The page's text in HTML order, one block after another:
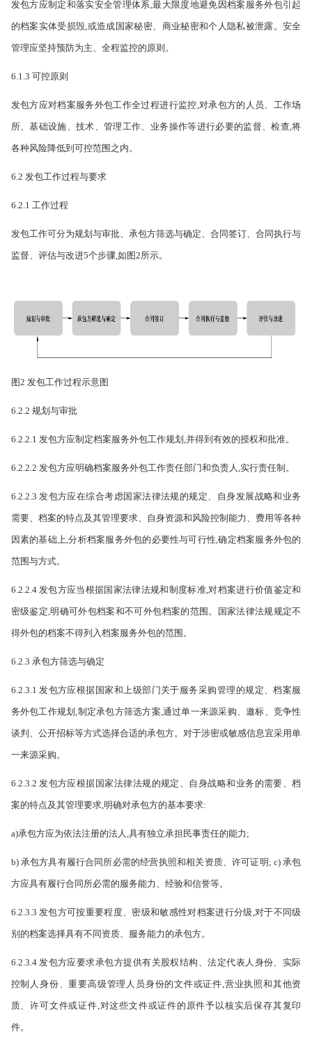
发包方应制定和落实安全管理体系,最大限度地避免因档案服务外包引起
的档案实体受损毁,或造成国家秘密、商业秘密和个人隐私被泄露。安全
管理应坚持预防为主、全程监控的原则。
6.1.3 可控原则
发包方应对档案服务外包工作全过程进行监控,对承包方的人员、工作场
所、基础设施、技术、管理工作、业务操作等进行必要的监督、检查,将
各种风险降低到可控范围之内。
6.2 发包工作过程与要求
6.2.1 工作过程
发包工作可分为规划与审批、承包方筛选与确定、合同签订、合同执行与
监督、评估与改进5个步骤,如图2所示。
图2 发包工作过程示意图
6.2.2 规划与审批
6.2.2.1 发包方应制定档案服务外包工作规划,并得到有效的授权和批准。
6.2.2.2 发包方应明确档案服务外包工作责任部门和负责人,实行责任制。
6.2.2.3 发包方应在综合考虑国家法律法规的规定、自身发展战略和业务
需要、档案的特点及其管理要求、自身资源和风险控制能力、费用等各种
因素的基础上,分析档案服务外包的必要性与可行性,确定档案服务外包的
范围与方式。
6.2.2.4 发包方应当根据国家法律法规和制度标准,对档案进行价值鉴定和
密级鉴定,明确可外包档案和不可外包档案的范围。国家法律法规规定不
得外包的档案不得列入档案服务外包的范围。
6.2.3 承包方筛选与确定
6.2.3.1 发包方应根据国家和上级部门关于服务采购管理的规定、档案服
务外包工作规划,制定承包方筛选方案,通过单一来源采购、邀标、竞争性
谈判、公开招标等方式选择合适的承包方。对于涉密或敏感信息宜采用单
一来源采购。
6.2.3.2 发包方应根据国家法律法规的规定、自身战略和业务的需要、档
案的特点及其管理要求,明确对承包方的基本要求:
a)承包方应为依法注册的法人,具有独立承担民事责任的能力;
b) 承包方具有履行合同所必需的经营执照和相关资质、许可证明; c) 承包
方应具有履行合同所必需的服务能力、经验和信誉等。
6.2.3.3 发包方可按重要程度、密级和敏感性对档案进行分级,对于不同级
别的档案选择具有不同资质、服务能力的承包方。
6.2.3.4 发包方应要求承包方提供有关股权结构、法定代表人身份、实际
控制人身份、重要高级管理人员身份的文件或证件,营业执照和其他资
质、许可文件或证件,对这些文件或证件的原件予以核实后保存其复印
件。